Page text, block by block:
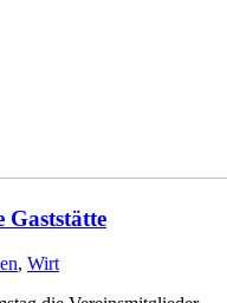
Gaststätte
, Wirt